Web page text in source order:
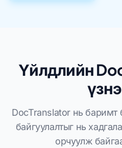
Үйлдлийн
DocTranslator нь баримт
байгуулалтыг нь
орчуулж